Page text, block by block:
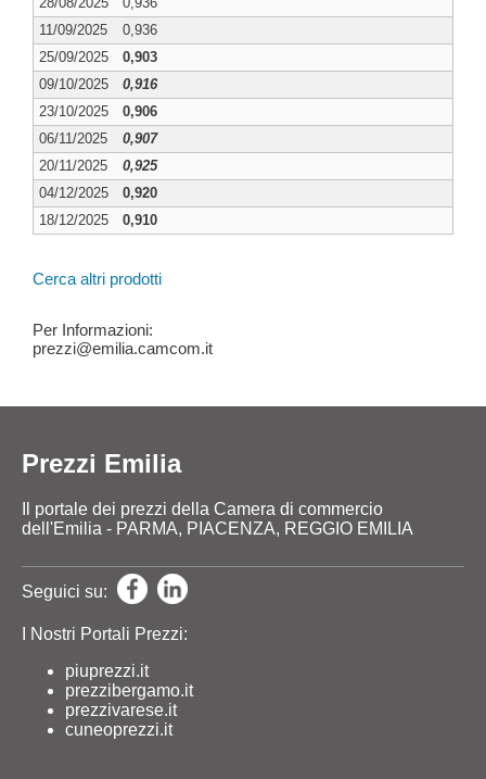
11/09/2025
0,936
25/09/2025
0,903
09/10/2025
0,916
23/10/2025
0,906
06/11/2025
0,907
20/11/2025
0,925
04/12/2025
0,920
18/12/2025
0,910
Cerca altri prodotti
Per Informazioni:
prezzi@emilia.camcom.it
Prezzi Emilia
Il portale dei prezzi della Camera di commercio
dell'Emilia - PARMA, PIACENZA, REGGIO EMILIA
Seguici su:
I Nostri Portali Prezzi:
piuprezzi.it
prezzibergamo.it
prezzivarese.it
cuneoprezzi.it